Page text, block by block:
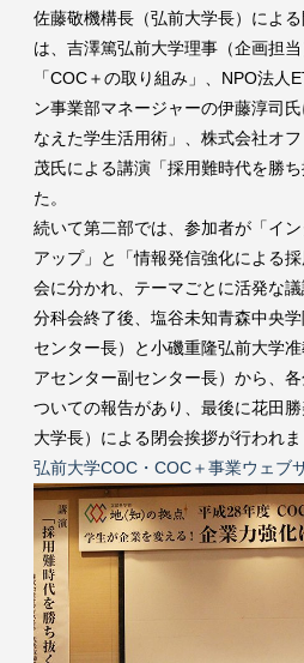
佐藤敬機構長（弘前大学長）によ
は、吉澤篤弘前大学理事（企画担
「COC＋の取り組み」、NPO法人
ン事業部マネージャーの伊藤淳司
なえた学生活用術」、株式会社オ
茂氏による講演「採用難時代を勝
た。
続いて第二部では、参加者が「イ
アップ」と「情報発信強化による
会に分かれ、テーマごとに活発な議
分科会終了後、塩谷未知青森中央
センター長）と小磯重隆弘前大学
アセンター副センター長）から、
ついての報告があり、最後に花田
大学長）による閉会挨拶が行われま
弘前大学COC・COC＋事業ウェブ